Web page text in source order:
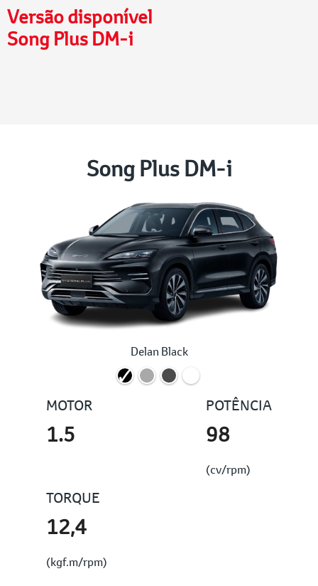
Versão disponível
Song Plus DM-i
Song Plus DM-i
Delan Black
MOTOR
1.5
POTÊNCIA
98
(cv/rpm)
TORQUE
12,4
(kgf.m/rpm)